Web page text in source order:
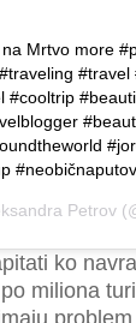
Mrtvo more
#travel
#cooltrip
Petrov
ko
miliona